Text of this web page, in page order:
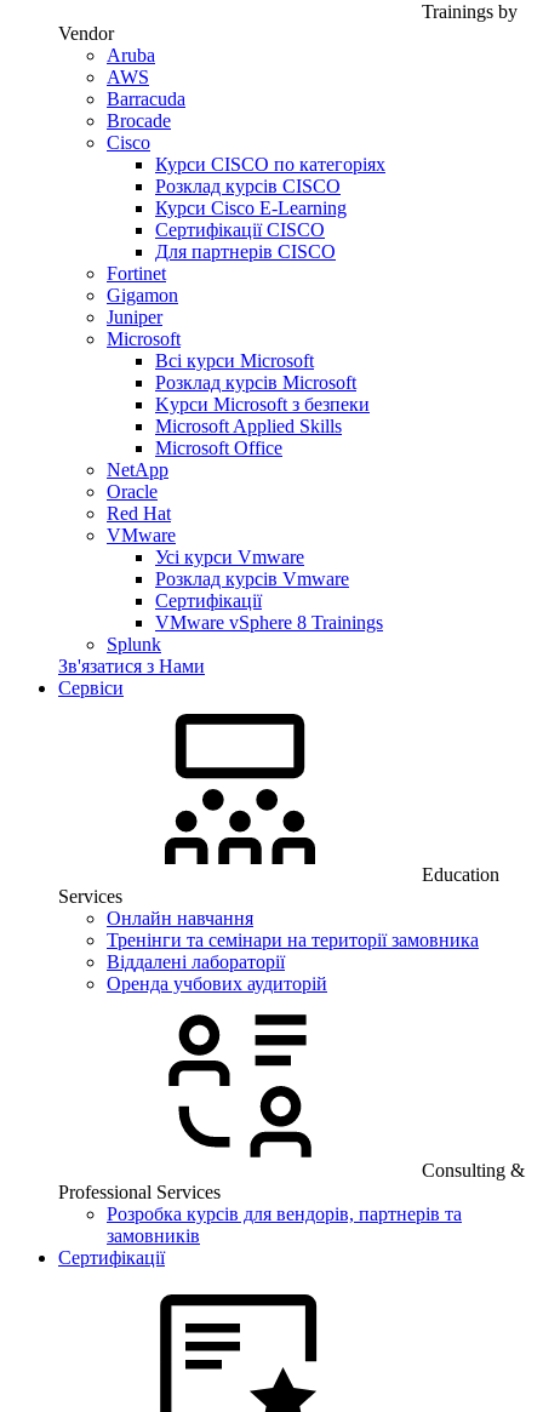
Trainings by
Vendor
Aruba
AWS
Barracuda
Brocade
Cisco
Курси CISCO по категоріях
Розклад курсів CISCO
Курси Cisco E-Learning
Сертифікації CISCO
Для партнерів CISCO
Fortinet
Gigamon
Juniper
Microsoft
Всі курси Microsoft
Розклад курсів Microsoft
Kyрси Microsoft з безпеки
Microsoft Applied Skills
Microsoft Office
NetApp
Oracle
Red Hat
VMware
Усі курси Vmware
Розклад курсів Vmware
Сертифікації
VMware vSphere 8 Trainings
Splunk
Зв'язатися з Нами
Сервіси
Education
Services
Онлайн навчання
Тренінги та семінари на території замовника
Віддалені лабораторії
Оренда учбових аудиторій
Consulting &
Professional Services
Розробка курсів для вендорів, партнерів та
замовників
Сертифікації